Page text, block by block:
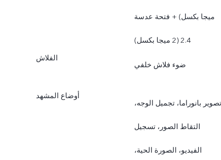
ميجا بكسل) + فتحة عدسة
2.4 (2 ميجا بكسل)
الفلاش
ضوء فلاش خلفي
أوضاع المشهد
تصوير بانوراما، تجميل الوجه،
التقاط الصور، تسجيل
الفيديو، الصورة الحية،